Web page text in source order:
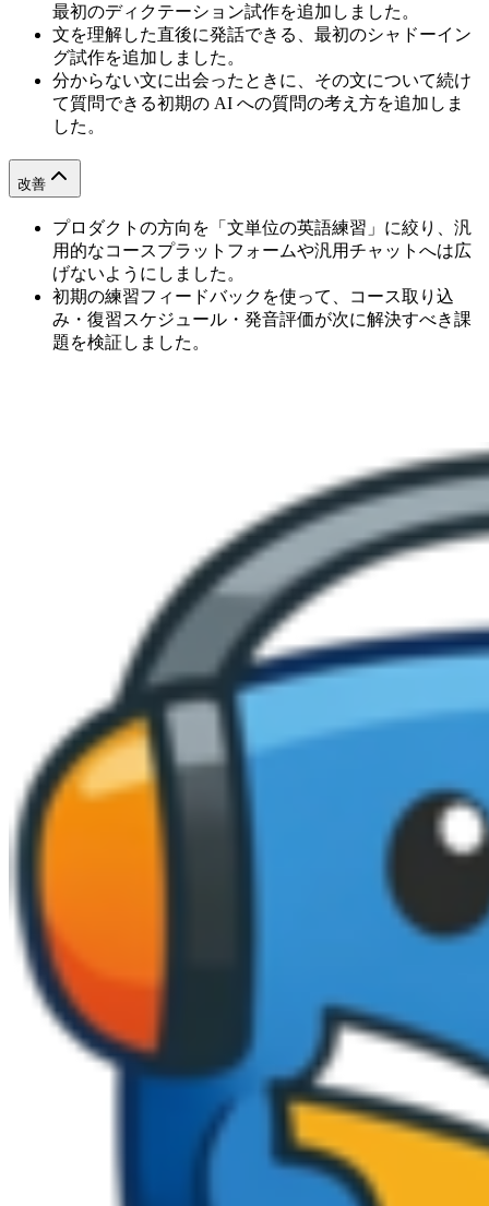
最初のディクテーション試作を追加しました。
文を理解した直後に発話できる、最初のシャドーイン
グ試作を追加しました。
分からない文に出会ったときに、その文について続け
て質問できる初期の AI への質問の考え方を追加しま
した。
改善
プロダクトの方向を「文単位の英語練習」に絞り、汎
用的なコースプラットフォームや汎用チャットへは広
げないようにしました。
初期の練習フィードバックを使って、コース取り込
み・復習スケジュール・発音評価が次に解決すべき課
題を検証しました。